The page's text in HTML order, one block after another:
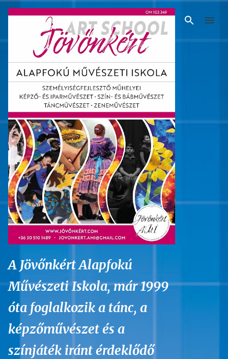
Ugrás a fő tartalomra
A Jövőnkért Alapfokú
Művészeti Iskola, már 1999
óta foglalkozik a tánc, a
képzőművészet és a
színjáték iránt érdeklődő